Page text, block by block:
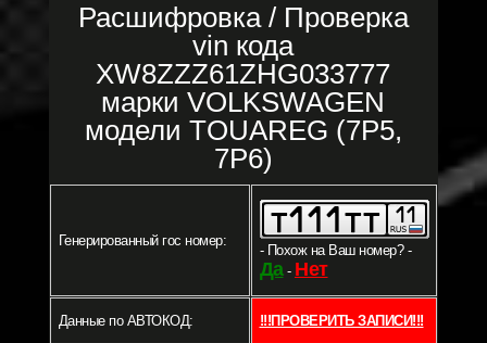
Расшифровка / Проверка
vin кода
XW8ZZZ61ZHG033777
марки VOLKSWAGEN
модели TOUAREG (7P5,
7P6)
Генерированный гос номер:
- Похож на Ваш номер? -
Да- Нет
Данные по АВТОКОД: !!!ПРОВЕРИТЬ ЗАПИСИ!!!